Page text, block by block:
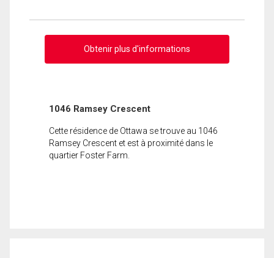
Obtenir plus d'informations
1046 Ramsey Crescent
Cette résidence de Ottawa se trouve au 1046
Ramsey Crescent et est à proximité dans le
quartier Foster Farm.